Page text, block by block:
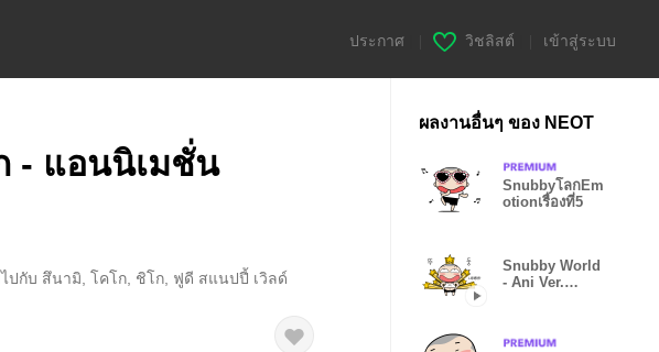
ประกาศ วิชลิสต์ เข้าสู่ระบบ
- แอนนิเมชั่น
กับ สึนามิ, โคโก, ชิโก, ฟูดี สแนปปี้ เวิลด์
ผลงานอื่นๆ ของ NEOT
SnubbyโลกEm
otionเรื่องที่5
Snubby World
- Ani Ver.